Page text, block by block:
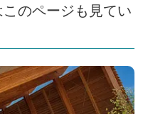
のページも見てい